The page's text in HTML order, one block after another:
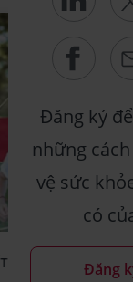
CHUNG
Đăng ký
những
vệ sức
có
Đăng